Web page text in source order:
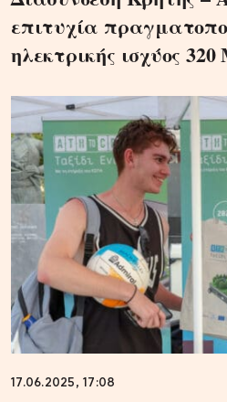
επιτυχία
ηλεκτρικής ισχύος 320
17.06.2025, 17:08